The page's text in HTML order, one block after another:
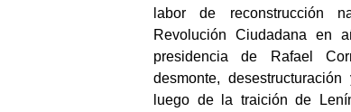
labor de reconstrucción
Revolución Ciudadana en
presidencia de Rafael
desmonte,
luego de la traición de